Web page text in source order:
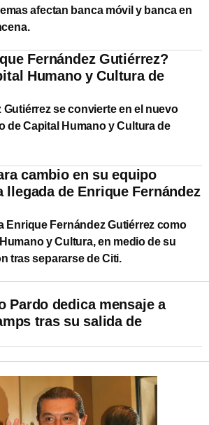
afectan banca móvil y banca en
Fernández Gutiérrez?
Humano y Cultura de
Gutiérrez se convierte en el nuevo
de Capital Humano y Cultura de
cambio en su equipo
de Enrique Fernández
Enrique Fernández Gutiérrez como
y Cultura, en medio de su
tras separarse de Citi.
Pardo dedica mensaje a
tras su salida de